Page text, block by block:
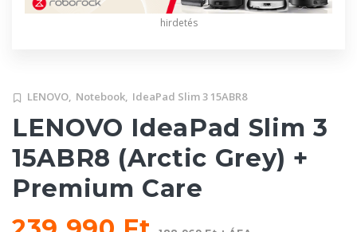
hirdetés
LENOVO, Notebook, IdeaPad Slim 3 15ABR8
LENOVO IdeaPad Slim 3
15ABR8 (Arctic Grey) +
Premium Care